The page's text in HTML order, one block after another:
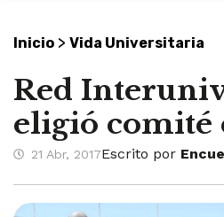
Inicio > Vida Universitaria
Red
eligió comité
21 Abr, 2017Escrito por